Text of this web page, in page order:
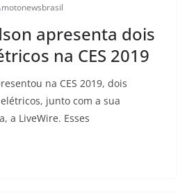
motonewsbrasil
apresenta dois
na CES 2019
na CES 2019, dois
junto com a sua
a LiveWire. Esses